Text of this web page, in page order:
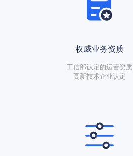
权威业务资质
工信部认定的运营资质
高新技术企业认定